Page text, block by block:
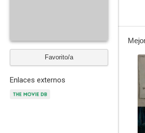
Favorito/a
Enlaces externos